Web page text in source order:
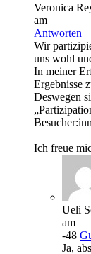
Veronica
am
Antworten
Wir
uns wohl
In meiner
Ergebnisse
Deswegen
Ich freue
Ueli
am
-48
Ja,